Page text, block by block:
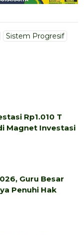
Sistem Progresif
Rp1.010 T
Magnet Investasi
Guru Besar
Penuhi Hak